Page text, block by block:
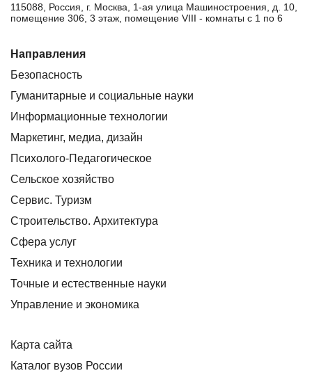
115088, Россия, г. Москва, 1-ая улица Машиностроения, д. 10,
помещение 306, 3 этаж, помещение VIII - комнаты с 1 по 6
Направления
Безопасность
Гуманитарные и социальные науки
Информационные технологии
Маркетинг, медиа, дизайн
Психолого-Педагогическое
Сельское хозяйство
Сервис. Туризм
Строительство. Архитектура
Сфера услуг
Техника и технологии
Точные и естественные науки
Управление и экономика
Карта сайта
Каталог вузов России